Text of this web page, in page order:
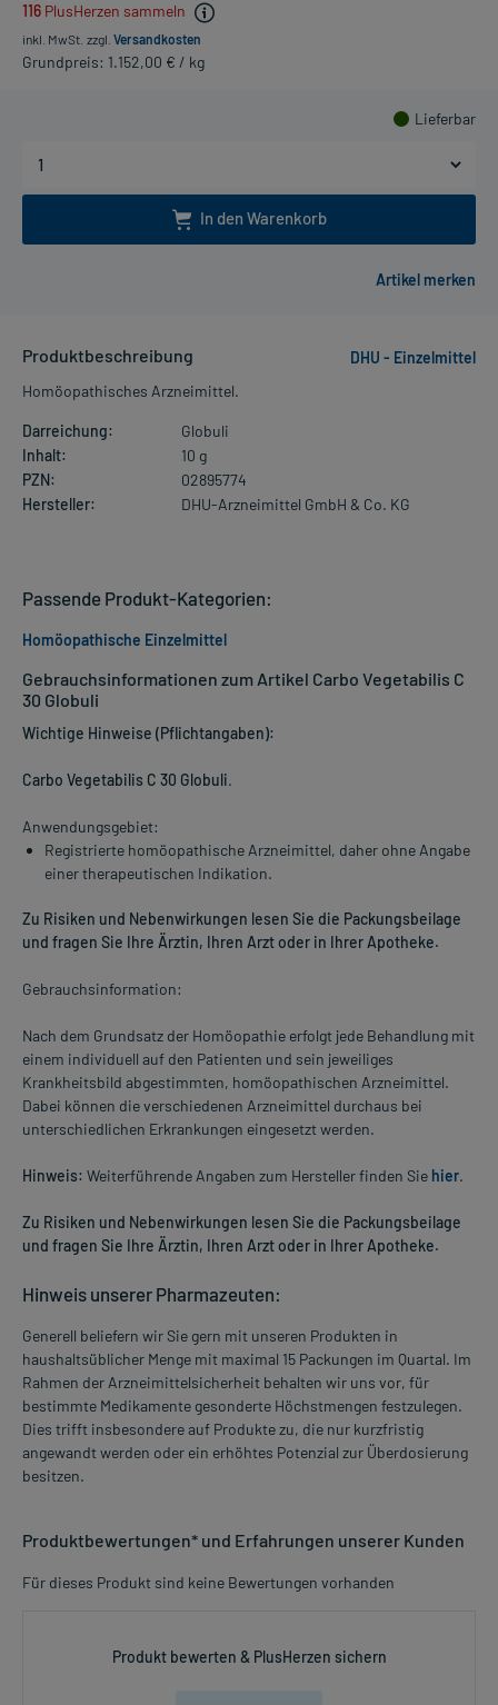
116 PlusHerzen sammeln
inkl. MwSt. zzgl. Versandkosten
Grundpreis: 1.152,00 € / kg
Lieferbar
In den Warenkorb
Produktbeschreibung
DHU - Einzelmittel
Homöopathisches Arzneimittel.
Darreichung:
Globuli
Inhalt:
10 g
PZN:
02895774
Hersteller:
DHU-Arzneimittel GmbH & Co. KG
Gebrauchsinformationen zum Artikel Carbo Vegetabilis C
30 Globuli
Wichtige Hinweise (Pflichtangaben):
Carbo Vegetabilis C 30 Globuli.
Anwendungsgebiet:
Registrierte homöopathische Arzneimittel, daher ohne Angabe
einer therapeutischen Indikation.
Zu Risiken und Nebenwirkungen lesen Sie die Packungsbeilage
und fragen Sie Ihre Ärztin, Ihren Arzt oder in Ihrer Apotheke.
Gebrauchsinformation:
Nach dem Grundsatz der Homöopathie erfolgt jede Behandlung mit
einem individuell auf den Patienten und sein jeweiliges
Krankheitsbild abgestimmten, homöopathischen Arzneimittel.
Dabei können die verschiedenen Arzneimittel durchaus bei
unterschiedlichen Erkrankungen eingesetzt werden.
Hinweis: Weiterführende Angaben zum Hersteller finden Sie hier.
Zu Risiken und Nebenwirkungen lesen Sie die Packungsbeilage
und fragen Sie Ihre Ärztin, Ihren Arzt oder in Ihrer Apotheke.
Hinweis unserer Pharmazeuten:
Generell beliefern wir Sie gern mit unseren Produkten in
haushaltsüblicher Menge mit maximal 15 Packungen im Quartal. Im
Rahmen der Arzneimittelsicherheit behalten wir uns vor, für
bestimmte Medikamente gesonderte Höchstmengen festzulegen.
Dies trifft insbesondere auf Produkte zu, die nur kurzfristig
angewandt werden oder ein erhöhtes Potenzial zur Überdosierung
besitzen.
Produktbewertungen* und Erfahrungen unserer Kunden
Für dieses Produkt sind keine Bewertungen vorhanden
Produkt bewerten & PlusHerzen sichern
Passende Produkt-Kategorien:
Homöopathische Einzelmittel